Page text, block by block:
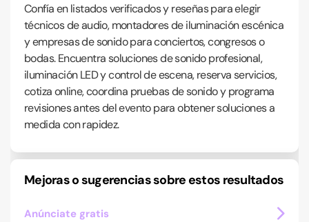
Confía en listados verificados y reseñas para elegir
técnicos de audio, montadores de iluminación escénica
y empresas de sonido para conciertos, congresos o
bodas. Encuentra soluciones de sonido profesional,
iluminación LED y control de escena, reserva servicios,
cotiza online, coordina pruebas de sonido y programa
revisiones antes del evento para obtener soluciones a
medida con rapidez.
Mejoras o sugerencias sobre estos resultados
Anúnciate gratis